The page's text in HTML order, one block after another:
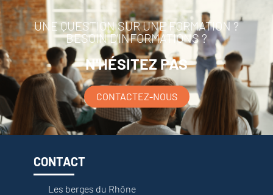
UNE QUESTION SUR UNE FORMATION ?
BESOIN D'INFORMATIONS ?
N'HÉSITEZ PAS
CONTACTEZ-NOUS
CONTACT
Les berges du Rhône